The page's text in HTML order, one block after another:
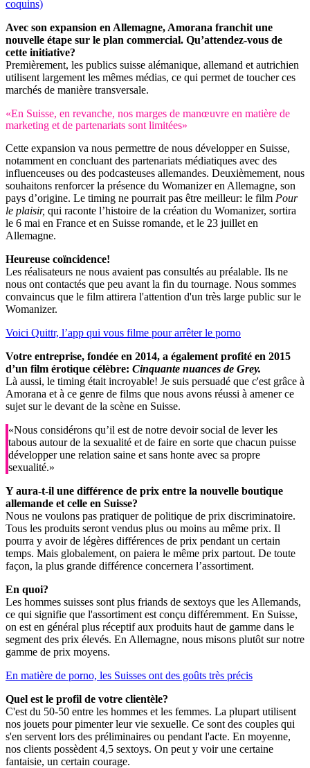
coquins)
Avec son expansion en Allemagne, Amorana franchit une
nouvelle étape sur le plan commercial. Qu’attendez-vous de
cette initiative?
Premièrement, les publics suisse alémanique, allemand et autrichien
utilisent largement les mêmes médias, ce qui permet de toucher ces
marchés de manière transversale.
«En Suisse, en revanche, nos marges de manœuvre en matière de
marketing et de partenariats sont limitées»
Cette expansion va nous permettre de nous développer en Suisse,
notamment en concluant des partenariats médiatiques avec des
influenceuses ou des podcasteuses allemandes. Deuxièmement, nous
souhaitons renforcer la présence du Womanizer en Allemagne, son
pays d’origine. Le timing ne pourrait pas être meilleur: le film Pour
le plaisir, qui raconte l’histoire de la création du Womanizer, sortira
le 6 mai en France et en Suisse romande, et le 23 juillet en
Allemagne.
Heureuse coïncidence!
Les réalisateurs ne nous avaient pas consultés au préalable. Ils ne
nous ont contactés que peu avant la fin du tournage. Nous sommes
convaincus que le film attirera l'attention d'un très large public sur le
Womanizer.
Voici Quittr, l’app qui vous filme pour arrêter le porno
Votre entreprise, fondée en 2014, a également profité en 2015
d’un film érotique célèbre: Cinquante nuances de Grey.
Là aussi, le timing était incroyable! Je suis persuadé que c'est grâce à
Amorana et à ce genre de films que nous avons réussi à amener ce
sujet sur le devant de la scène en Suisse.
«Nous considérons qu’il est de notre devoir social de lever les
tabous autour de la sexualité et de faire en sorte que chacun puisse
développer une relation saine et sans honte avec sa propre
sexualité.»
Y aura-t-il une différence de prix entre la nouvelle boutique
allemande et celle en Suisse?
Nous ne voulons pas pratiquer de politique de prix discriminatoire.
Tous les produits seront vendus plus ou moins au même prix. Il
pourra y avoir de légères différences de prix pendant un certain
temps. Mais globalement, on paiera le même prix partout. De toute
façon, la plus grande différence concernera l’assortiment.
En quoi?
Les hommes suisses sont plus friands de sextoys que les Allemands,
ce qui signifie que l'assortiment est conçu différemment. En Suisse,
on est en général plus réceptif aux produits haut de gamme dans le
segment des prix élevés. En Allemagne, nous misons plutôt sur notre
gamme de prix moyens.
En matière de porno, les Suisses ont des goûts très précis
Quel est le profil de votre clientèle?
C'est du 50-50 entre les hommes et les femmes. La plupart utilisent
nos jouets pour pimenter leur vie sexuelle. Ce sont des couples qui
s'en servent lors des préliminaires ou pendant l'acte. En moyenne,
nos clients possèdent 4,5 sextoys. On peut y voir une certaine
fantaisie, un certain courage.